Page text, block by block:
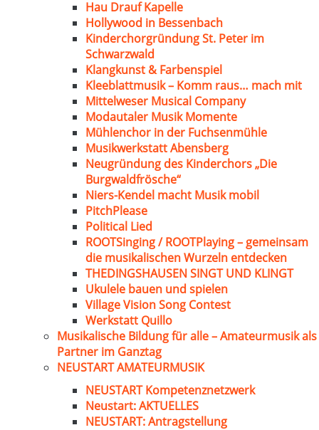
Hau Drauf Kapelle
Hollywood in Bessenbach
Kinderchorgründung St. Peter im
Schwarzwald
Klangkunst & Farbenspiel
Kleeblattmusik – Komm raus… mach mit
Mittelweser Musical Company
Modautaler Musik Momente
Mühlenchor in der Fuchsenmühle
Musikwerkstatt Abensberg
Neugründung des Kinderchors „Die
Burgwaldfrösche“
Niers-Kendel macht Musik mobil
PitchPlease
Political Lied
ROOTSinging / ROOTPlaying – gemeinsam
die musikalischen Wurzeln entdecken
THEDINGSHAUSEN SINGT UND KLINGT
Ukulele bauen und spielen
Village Vision Song Contest
Werkstatt Quillo
Musikalische Bildung für alle – Amateurmusik als
Partner im Ganztag
NEUSTART AMATEURMUSIK
NEUSTART Kompetenznetzwerk
Neustart: AKTUELLES
NEUSTART: Antragstellung